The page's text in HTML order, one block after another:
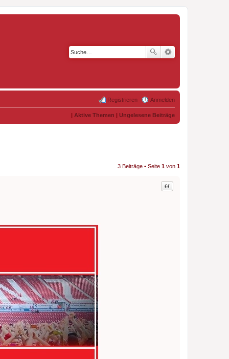
Anmelden
Registrieren
| Aktive Themen | Ungelesene Beiträge
3 Beiträge • Seite 1 von 1
Zitat